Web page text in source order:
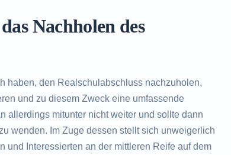
Nachholen des
haben, den Realschulabschluss nachzuholen,
und zu diesem Zweck eine umfassende
allerdings mitunter nicht weiter und sollte dann
wenden. Im Zuge dessen stellt sich unweigerlich
Interessierten an der mittleren Reife auf dem